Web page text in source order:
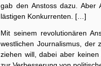
gab den Anstoss dazu. Aber
lästigen Konkurrenten. […]
Mit seinem revolutionären
westlichen Journalismus, der
ziehen will, dabei aber